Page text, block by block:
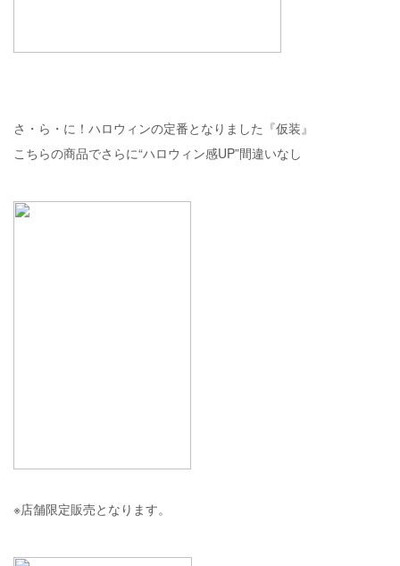
さ・ら・に！ハロウィンの定番となりました『仮装』
こちらの商品でさらに“ハロウィン感UP”間違いなし
※店舗限定販売となります。